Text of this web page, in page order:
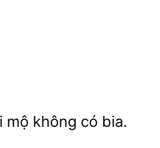
không bia.